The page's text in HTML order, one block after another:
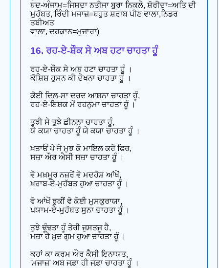
ਬਦ-ਅੰਜਾਮ=ਜਿਸਦਾ ਨਤੀਜਾ ਬੁਰਾ ਨਿਕਲੇ, ਸ਼ੋਰੀਦਾ=ਅਤਿ ਦੀ
ਮੁਹੱਬਤ, ਰਿੰਦੀ ਮਜਾਜ਼=ਬਹੁਤ ਸ਼ਰਾਬ ਪੀਣ ਵਾਲਾ,ਨਿਡਰ
ਤਬੀਅਤ
ਵਾਲਾ, ਦਹਕਾਨ=ਮੁਜਾਰਾ)
16. ਰਹ-ਏ-ਸ਼ੌਕ ਸੇ ਅਬ ਹਟਾ ਚਾਹਤਾ ਹੂੰ
ਰਹ-ਏ-ਸ਼ੌਕ ਸੇ ਅਬ ਹਟਾ ਚਾਹਤਾ ਹੂੰ ।
ਕੋਸ਼ਿਸ਼ ਹੁਸਨ ਕੀ ਦੇਖਨਾ ਚਾਹਤਾ ਹੂੰ ।
ਕੋਈ ਦਿਲ-ਸਾ ਦਰਦ ਆਸ਼ਨਾ ਚਾਹਤਾ ਹੂੰ,
ਰਹ-ਏ-ਇਸ਼ਕ ਮੇਂ ਰਹਨੁਮਾ ਚਾਹਤਾ ਹੂੰ ।
ਤੁਝੀ ਸੇ ਤੁਝੇ ਛੀਨਨਾ ਚਾਹਤਾ ਹੂੰ,
ਯੇ ਕਯਾ ਚਾਹਤਾ ਹੂੰ ਯੇ ਕਯਾ ਚਾਹਤਾ ਹੂੰ ।
ਖ਼ਤਾਓਂ ਪੇ ਜੋ ਮੁਝ ਕੋ ਮਾਇਲ ਕਰੇ ਫਿਰ,
ਸਜ਼ਾ ਔਰ ਐਸੀ ਸਜ਼ਾ ਚਾਹਤਾ ਹੂੰ ।
ਵੋ ਮਖ਼ਮੂਰ ਨਜ਼ਰੇਂ ਵੋ ਮਦਹੋਸ਼ ਆਂਖੇਂ,
ਖ਼ਰਾਬ-ਏ-ਮੁਹੱਬਤ ਹੁਆ ਚਾਹਤਾ ਹੂੰ ।
ਵੋ ਆਂਖੇਂ ਝੁਕੀਂ ਵੋ ਕੋਈ ਮੁਸਕੁਰਾਯਾ,
ਪਯਾਮ-ਏ-ਮੁਹੱਬਤ ਸੁਨਾ ਚਾਹਤਾ ਹੂੰ ।
ਤੁਝੇ ਢੂੰਢਤਾ ਹੂੰ ਤੇਰੀ ਜੁਸਤਜੂ ਹੈ,
ਮਜ਼ਾ ਹੈ ਖ਼ੁਦ ਗੁਮ ਹੁਆ ਚਾਹਤਾ ਹੂੰ ।
ਕਹਾਂ ਕਾ ਕਰਮ ਔਰ ਕੈਸੀ ਇਨਾਯਤ,
'ਮਜਾਜ਼' ਅਬ ਜਫ਼ਾ ਹੀ ਜਫ਼ਾ ਚਾਹਤਾ ਹੂੰ ।